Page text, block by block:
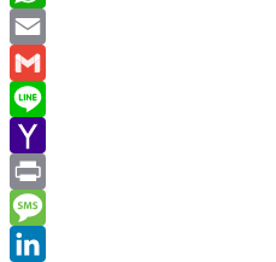
WhatsApp
Email
Gmail
Line
Yahoo
Mail
Print
Message